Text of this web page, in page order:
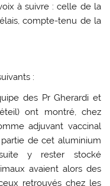
à suivre : celle de la
compte-tenu de la
:
des Pr Gherardi et
ont montré, chez
adjuvant vaccinal
partie de cet aluminium
y rester stocké
avaient alors des
retrouvés chez les